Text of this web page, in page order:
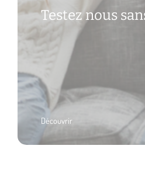
Testez nous
Découvrir